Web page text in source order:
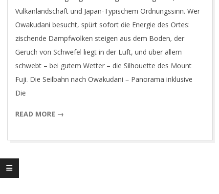
H
O
T
O
G
R
A
Vulkanlandschaft und Japan-Typischem Ordnungssinn. Wer
Owakudani besucht, spürt sofort die Energie des Ortes:
zischende Dampfwolken steigen aus dem Boden, der
Geruch von Schwefel liegt in der Luft, und über allem
schwebt – bei gutem Wetter – die Silhouette des Mount
Fuji. Die Seilbahn nach Owakudani – Panorama inklusive
Die
READ MORE →